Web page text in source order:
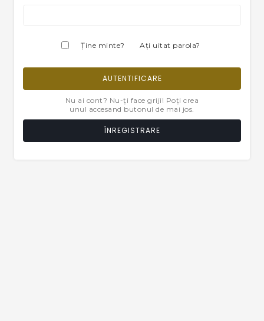
Ţine minte? Aţi uitat parola?
AUTENTIFICARE
Nu ai cont? Nu-ți face griji! Poți crea
unul accesand butonul de mai jos.
ÎNREGISTRARE